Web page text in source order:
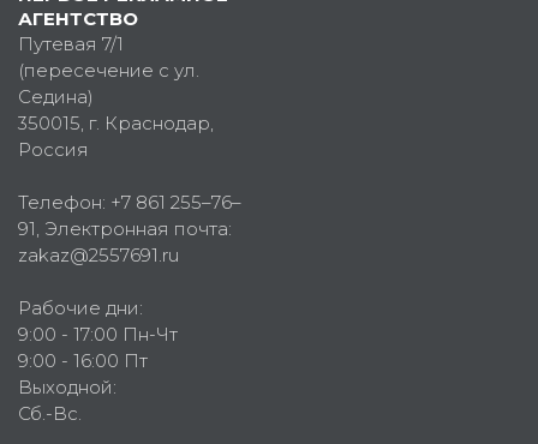
АГЕНТСТВО
Путевая 7/1
(пересечение с ул.
Седина)
350015, г. Краснодар,
Россия
Телефон: +7 861 255–76–
91, Электронная почта:
zakaz@2557691.ru
Рабочие дни:
9:00 - 17:00 Пн-Чт
9:00 - 16:00 Пт
Выходной:
Сб.-Вс.